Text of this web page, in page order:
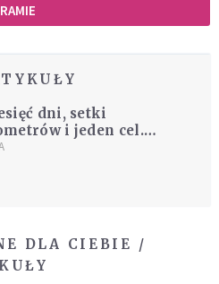
dni, setki
i jeden cel.
która wymaga
DLA CIEBIE /